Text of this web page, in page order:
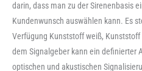
darin, dass man zu der Sirenenbasis
Kundenwunsch auswählen kann. Es
Verfügung Kunststoff weiß,
dem Signalgeber kann ein definierter
optischen und akustischen